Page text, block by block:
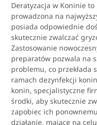
Deratyzacja w Koninie
prowadzona na
posiada odpowiednie
skutecznie zwalczać
Zastosowanie
preparatów pozwala na
problemu, co przekłada
ramach dezynfekcji
konin, specjalistyczne
środki, aby skutecznie
zapobiec ich
działanie, mające na